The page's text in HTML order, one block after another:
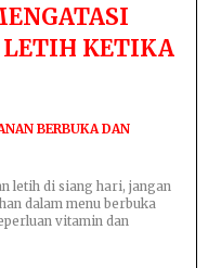
LETIH KETIKA
BERBUKA DAN
letih di siang hari, jangan
dalam menu berbuka
vitamin dan